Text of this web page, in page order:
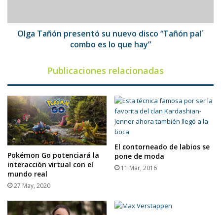
´
combo
Olga Tañón presentó su nuevo disco “Tañón pal´
combo es lo que hay”
Publicaciones relacionadas
Pokémon Go potenciará la
interacción virtual con el
mundo real
27 May, 2020
El contorneado de labios se
pone de moda
11 Mar, 2016